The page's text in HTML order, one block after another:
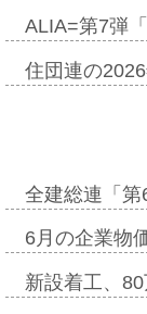
ALIA=第7弾
住団連の
全建総連「
6月の企業物
新設着工、